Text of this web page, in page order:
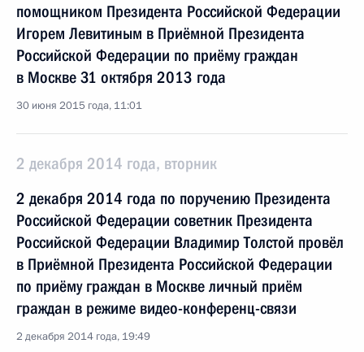
помощником Президента Российской Федерации
Игорем Левитиным в Приёмной Президента
Российской Федерации по приёму граждан
в Москве 31 октября 2013 года
30 июня 2015 года, 11:01
2 декабря 2014 года, вторник
2 декабря 2014 года по поручению Президента
Российской Федерации советник Президента
Российской Федерации Владимир Толстой провёл
в Приёмной Президента Российской Федерации
по приёму граждан в Москве личный приём
граждан в режиме видео-конференц-связи
2 декабря 2014 года, 19:49